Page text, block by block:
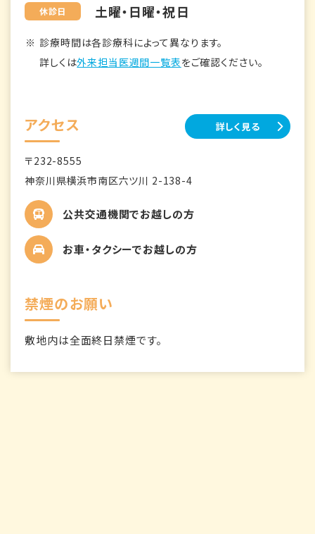
休診日 土曜・日曜・祝日
診療時間は各診療科によって異なります。
詳しくは外来担当医週間一覧表をご確認ください。
アクセス 詳しく見る
〒232-8555
神奈川県横浜市南区六ツ川 2-138-4
公共交通機関でお越しの方
お車・タクシーでお越しの方
禁煙のお願い
敷地内は全面終日禁煙です。